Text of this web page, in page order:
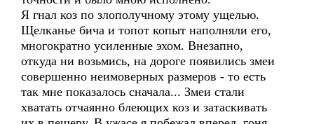
Я гнал коз по злополучному этому ущелью.
Щелканье бича и топот копыт наполняли его,
многократно усиленные эхом. Внезапно,
откуда ни возьмись, на дороге появились змеи
совершенно неимоверных размеров - то есть
так мне показалось сначала... Змеи стали
хватать отчаянно блеющих коз и затаскивать